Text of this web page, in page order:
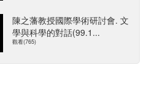
陳之藩教授國際學術研討會. 文
學與科學的對話(99.1...
觀看(765)